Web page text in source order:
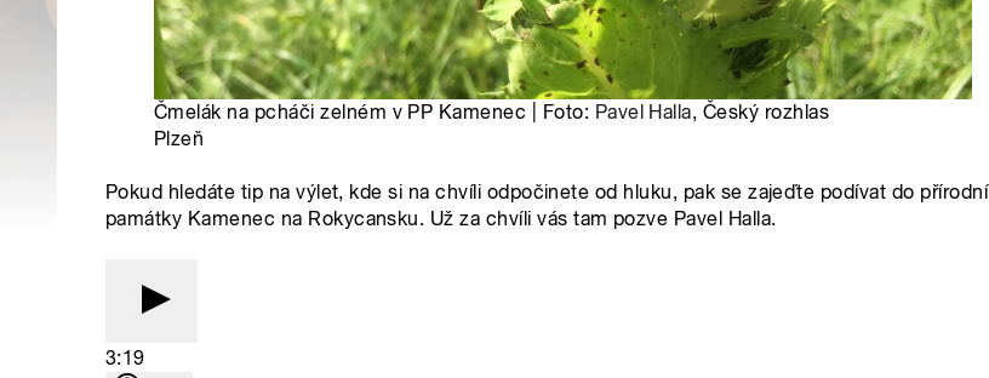
Čmelák na pcháči zelném v PP Kamenec | Foto: Pavel Halla, Český rozhlas
Plzeň
Pokud hledáte tip na výlet, kde si na chvíli odpočinete od hluku, pak se zajeďte podívat do přírodní
památky Kamenec na Rokycansku. Už za chvíli vás tam pozve Pavel Halla.
3:19